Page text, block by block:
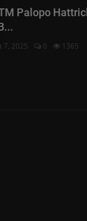
Palopo
7, 2025 0 1365